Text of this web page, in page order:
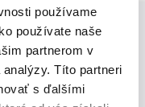
používame
používate naše
partnerom v
Títo partneri
s ďalšími
na aký tovar je